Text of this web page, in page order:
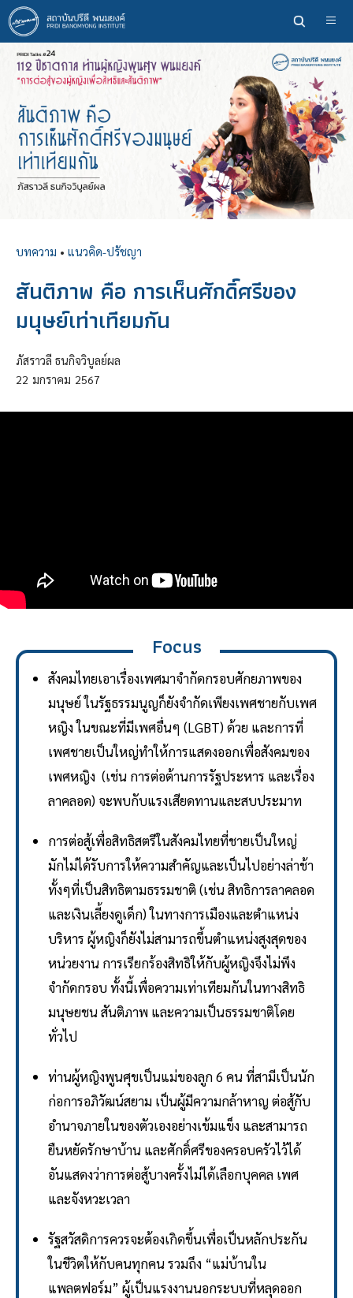
ข้าม
ไป
ยัง
เนื้อหา
บทความ • แนวคิด-ปรัชญา
สันติภาพ คือ การเห็นศักดิ์ศรีของ
มนุษย์เท่าเทียมกัน
ภัสราวลี ธนกิจวิบูลย์ผล
22 มกราคม 2567
Focus
สังคมไทยเอาเรื่องเพศมาจำกัดกรอบศักยภาพของ
มนุษย์ ในรัฐธรรมนูญก็ยังจำกัดเพียงเพศชายกับเพศ
หญิง ในขณะที่มีเพศอื่นๆ (LGBT) ด้วย และการที่
เพศชายเป็นใหญ่ทำให้การแสดงออกเพื่อสังคมของ
เพศหญิง (เช่น การต่อต้านการรัฐประหาร และเรื่อง
ลาคลอด) จะพบกับแรงเสียดทานและสบประมาท
การต่อสู้เพื่อสิทธิสตรีในสังคมไทยที่ชายเป็นใหญ่
มักไม่ได้รับการให้ความสำคัญและเป็นไปอย่างล่าช้า
ทั้งๆที่เป็นสิทธิตามธรรมชาติ (เช่น สิทธิการลาคลอด
และเงินเลี้ยงดูเด็ก) ในทางการเมืองและตำแหน่ง
บริหาร ผู้หญิงก็ยังไม่สามารถขึ้นตำแหน่งสูงสุดของ
หน่วยงาน การเรียกร้องสิทธิให้กับผู้หญิงจึงไม่พึง
จำกัดกรอบ ทั้งนี้เพื่อความเท่าเทียมกันในทางสิทธิ
มนุษยชน สันติภาพ และความเป็นธรรมชาติโดย
ทั่วไป
ท่านผู้หญิงพูนศุขเป็นแม่ของลูก 6 คน ที่สามีเป็นนัก
ก่อการอภิวัฒน์สยาม เป็นผู้มีความกล้าหาญ ต่อสู้กับ
อำนาจภายในของตัวเองอย่างเข้มแข็ง และสามารถ
ยืนหยัดรักษาบ้าน และศักดิ์ศรีของครอบครัวไว้ได้
อันแสดงว่าการต่อสู้บางครั้งไม่ได้เลือกบุคคล เพศ
และจังหวะเวลา
รัฐสวัสดิการควรจะต้องเกิดขึ้นเพื่อเป็นหลักประกัน
ในชีวิตให้กับคนทุกคน รวมถึง “แม่บ้านใน
แพลตฟอร์ม” ผู้เป็นแรงงานนอกระบบที่หลุดออก